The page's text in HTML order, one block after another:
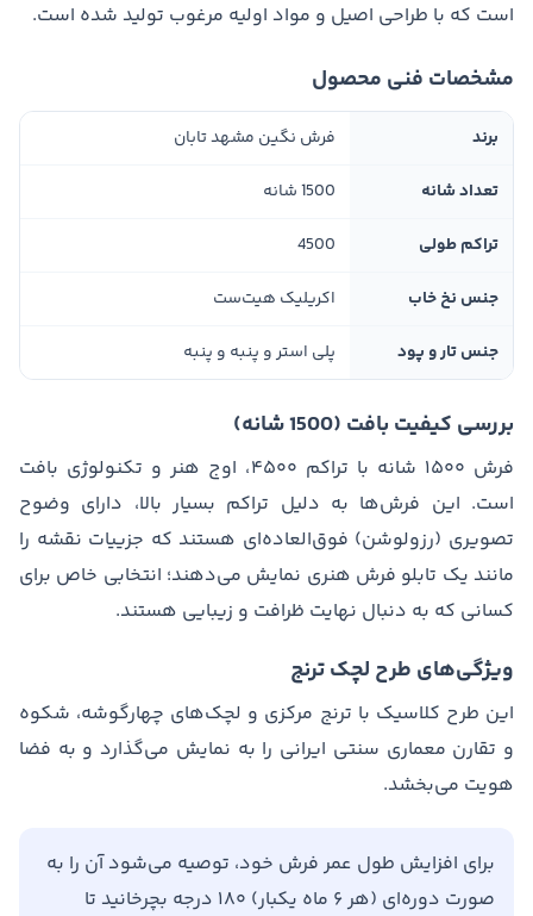
است که با طراحی اصیل و مواد اولیه مرغوب تولید شده است.
مشخصات فنی محصول
برند فرش نگین مشهد تابان
تعداد شانه 1500 شانه
تراکم طولی 4500
جنس نخ خاب اکریلیک هیت‌ست
جنس تار و پود پلی استر و پنبه و پنبه
بررسی کیفیت بافت (1500 شانه)
فرش ۱۵۰۰ شانه با تراکم ۴۵۰۰، اوج هنر و تکنولوژی بافت
است. این فرش‌ها به دلیل تراکم بسیار بالا، دارای وضوح
تصویری (رزولوشن) فوق‌العاده‌ای هستند که جزییات نقشه را
مانند یک تابلو فرش هنری نمایش می‌دهند؛ انتخابی خاص برای
کسانی که به دنبال نهایت ظرافت و زیبایی هستند.
ویژگی‌های طرح لچک ترنج
این طرح کلاسیک با ترنج مرکزی و لچک‌های چهارگوشه، شکوه
و تقارن معماری سنتی ایرانی را به نمایش می‌گذارد و به فضا
هویت می‌بخشد.
برای افزایش طول عمر فرش خود، توصیه می‌شود آن را به
صورت دوره‌ای (هر ۶ ماه یکبار) ۱۸۰ درجه بچرخانید تا